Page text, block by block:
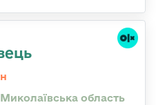
область